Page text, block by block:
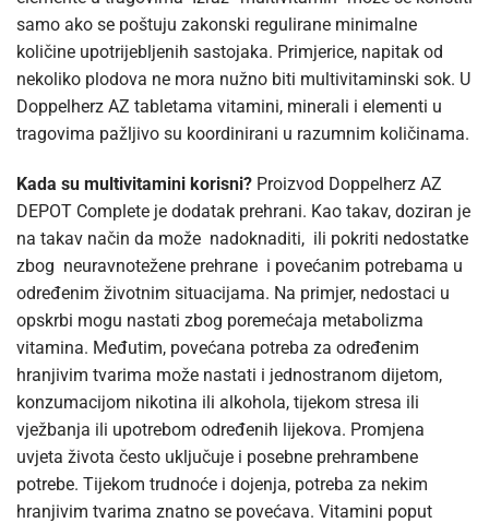
samo ako se poštuju zakonski regulirane minimalne
količine upotrijebljenih sastojaka. Primjerice, napitak od
nekoliko plodova ne mora nužno biti multivitaminski sok. U
Doppelherz AZ tabletama vitamini, minerali i elementi u
tragovima pažljivo su koordinirani u razumnim količinama.
Kada su multivitamini korisni? Proizvod Doppelherz AZ
DEPOT Complete je dodatak prehrani. Kao takav, doziran je
na takav način da može nadoknaditi, ili pokriti nedostatke
zbog neuravnotežene prehrane i povećanim potrebama u
određenim životnim situacijama. Na primjer, nedostaci u
opskrbi mogu nastati zbog poremećaja metabolizma
vitamina. Međutim, povećana potreba za određenim
hranjivim tvarima može nastati i jednostranom dijetom,
konzumacijom nikotina ili alkohola, tijekom stresa ili
vježbanja ili upotrebom određenih lijekova. Promjena
uvjeta života često uključuje i posebne prehrambene
potrebe. Tijekom trudnoće i dojenja, potreba za nekim
hranjivim tvarima znatno se povećava. Vitamini poput